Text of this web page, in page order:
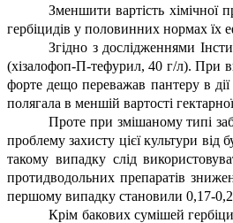
Зменшити вартість
гербіцидів у половинних нормах їх
Згідно з дослідженнями
(хізалофоп-П-тефурил, 40 г/л). При
форте дещо переважав пантеру в
полягала в меншій вартості
Проте при змішаному типі
проблему захисту цієї культури
такому випадку слід
протидводольних препаратів
першому випадку становили 0,17-
Крім бакових сумішей